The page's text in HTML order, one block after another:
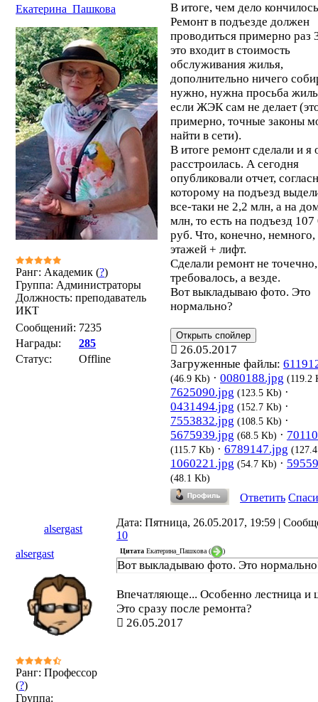
Екатерина_Пашкова
Ранг: Академик (?)
Группа: Администраторы
Должность: преподаватель
ИКТ
Сообщений: 7235
Награды:
285
Статус:
Offline
В итоге, чем дело
Ремонт в подъезде должен
проводиться примерно раз
это входит в стоимость
обслуживания жилья,
дополнительно ничего
нужно, нужна просьба
если ЖЭК сам не делает
примерно, точные законы
найти в сети).
В итоге ремонт сделали и я
расстроилась. А сегодня
опубликовали отчет,
которому на подъезд
все-таки не 2,2 млн, а на
млн, то есть на подъезд 107
руб. Что, конечно, немного,
этажей + лифт.
Сделали ремонт не точечно,
требовалось, а везде.
Вот выкладываю фото. Это
нормально?
26.05.2017
Загруженные файлы:
(46.9 Kb) · 0080188.jpg (119.2
7625090.jpg (123.5 Kb) ·
0431494.jpg (152.7 Kb) ·
7553832.jpg (108.5 Kb) ·
5675939.jpg (68.5 Kb) ·
(115.7 Kb) · 6789147.jpg
1060221.jpg (54.7 Kb) ·
(48.1 Kb)
Ответить
alsergast
Дата: Пятница, 26.05.2017, 19:59 |
10
alsergast
Ранг: Профессор
(?)
Группа:
Цитата Екатерина_Пашкова ( )
Вот выкладываю фото. Это
Впечатляюще... Особенно лестница и
Это сразу после ремонта?
26.05.2017